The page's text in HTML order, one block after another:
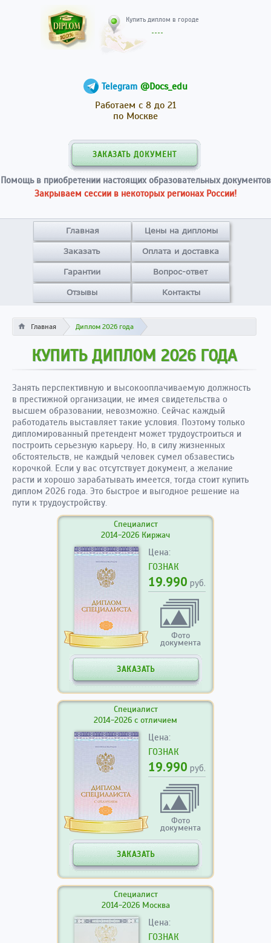
Telegram @Docs_edu
Работаем с 8 до 21
по Москве
ЗАКАЗАТЬ ДОКУМЕНТ
Помощь в приобретении настоящих образовательных документов
Закрываем сессии в некоторых регионах России!
Главная Цены на дипломы
Заказать Оплата и доставка
Гарантии Вопрос-ответ
Отзывы Контакты
Главная Диплом 2026 года
КУПИТЬ ДИПЛОМ 2026 ГОДА
Занять перспективную и высокооплачиваемую должность
в престижной организации, не имея свидетельства о
высшем образовании, невозможно. Сейчас каждый
работодатель выставляет такие условия. Поэтому только
дипломированный претендент может трудоустроиться и
построить серьезную карьеру. Но, в силу жизненных
обстоятельств, не каждый человек сумел обзавестись
корочкой. Если у вас отсутствует документ, а желание
расти и хорошо зарабатывать имеется, тогда стоит купить
диплом 2026 года. Это быстрое и выгодное решение на
пути к трудоустройству.
Специалист
2014-2026 Киржач
Цена:
ГОЗНАК
19.990 руб.
Фото
документа
ЗАКАЗАТЬ
Специалист
2014-2026 с отличием
Цена:
ГОЗНАК
19.990 руб.
Фото
документа
ЗАКАЗАТЬ
Специалист
2014-2026 Москва
Цена:
ГОЗНАК